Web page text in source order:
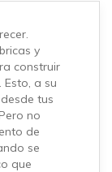
y
construir
a su
tus
no
de
se
que